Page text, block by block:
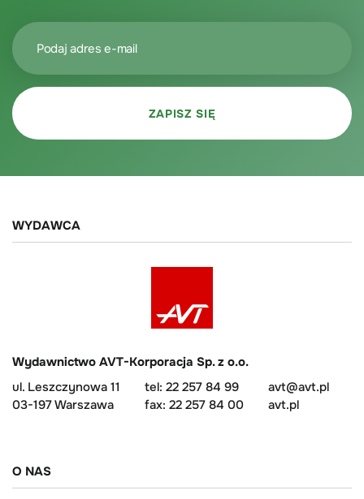
WYDAWCA
Wydawnictwo AVT-Korporacja Sp. z o.o.
ul. Leszczynowa 11
03-197 Warszawa
tel: 22 257 84 99
fax: 22 257 84 00
avt@avt.pl
avt.pl
O NAS